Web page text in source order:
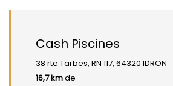
Cash Piscines
38 rte Tarbes, RN 117, 64320 IDRON
16,7 kmde